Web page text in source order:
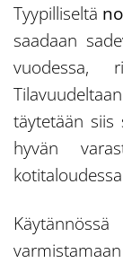
Tyypilliseltä
saadaan
vuodessa,
täytetään siis
hyvän
varmistamaan